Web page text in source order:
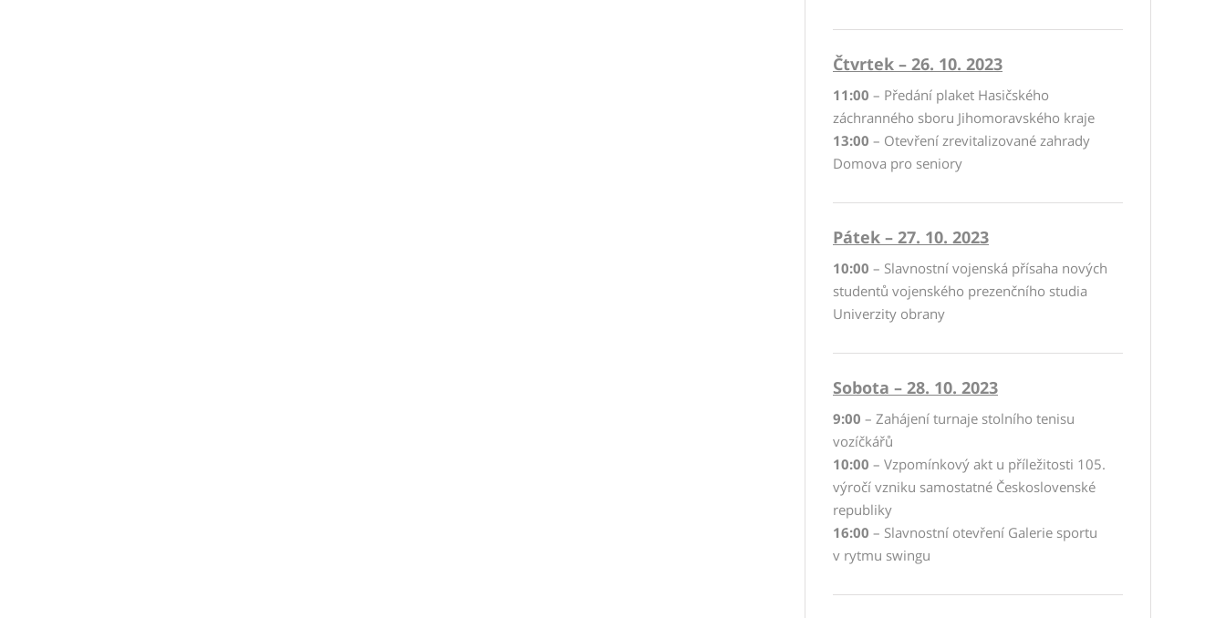
Čtvrtek – 26. 10. 2023
11:00 – Předání plaket Hasičského
záchranného sboru Jihomoravského kraje
13:00 – Otevření zrevitalizované zahrady
Domova pro seniory
Pátek – 27. 10. 2023
10:00 – Slavnostní vojenská přísaha nových
studentů vojenského prezenčního studia
Univerzity obrany
Sobota – 28. 10. 2023
9:00 – Zahájení turnaje stolního tenisu
vozíčkářů
10:00 – Vzpomínkový akt u příležitosti 105.
výročí vzniku samostatné Československé
republiky
16:00 – Slavnostní otevření Galerie sportu
v rytmu swingu